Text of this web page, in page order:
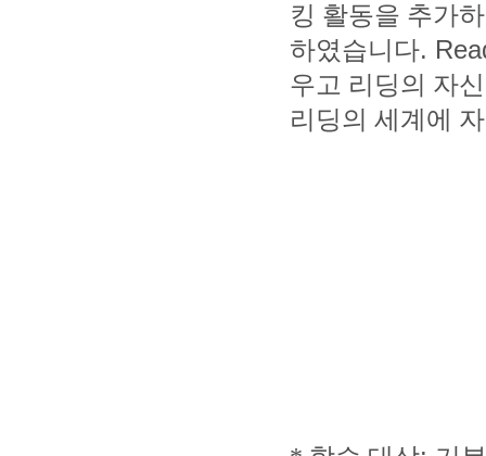
킹 활동을 추가
하였습니다.
우고 리딩의 자
리딩의 세계에